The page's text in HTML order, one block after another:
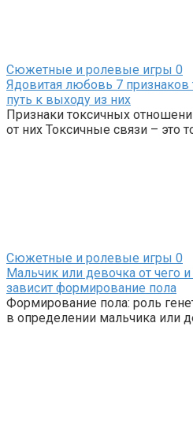
Сюжетные и ролевые игры 0
Ядовитая любовь 7
путь к выходу из них
Признаки токсичных
от них Токсичные связи – это
Сюжетные и ролевые игры 0
Мальчик или девочка от чего
зависит формирование пола
Формирование пола: роль
в определении мальчика или